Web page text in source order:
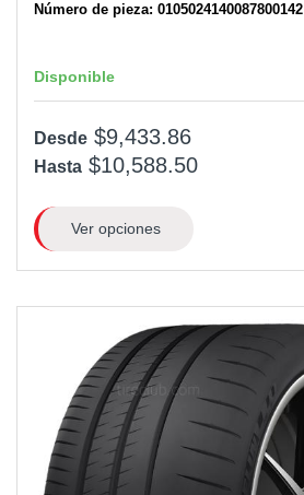
Número de pieza: 0105024140087800142
Disponible
Desde $9,433.86
Hasta $10,588.50
Ver opciones